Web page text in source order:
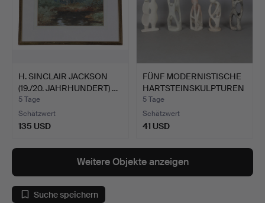
H. SINCLAIR JACKSON
(19./20. JAHRHUNDERT) …
5 Tage
Schätzwert
135 USD
FÜNF MODERNISTISCHE
HARTSTEINSKULPTUREN
(5…
5 Tage
Schätzwert
41 USD
Weitere Objekte anzeigen
Suche speichern